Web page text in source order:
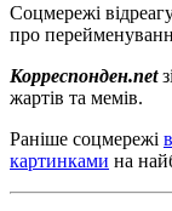
Соцмережі
про
Корреспонден.net
жартів та мемів.
Раніше соцмережі
картинками на